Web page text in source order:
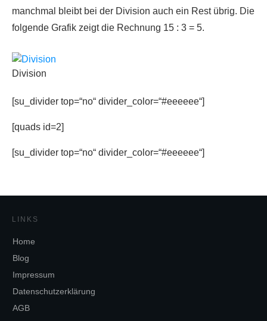
manchmal bleibt bei der Division auch ein Rest übrig. Die
folgende Grafik zeigt die Rechnung 15 : 3 = 5.
Division
[su_divider top=“no“ divider_color=“#eeeeee“]
[quads id=2]
[su_divider top=“no“ divider_color=“#eeeeee“]
LINKS
Home
Blog
Impressum
Datenschutzerklärung
AGB